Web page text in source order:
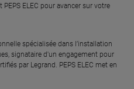
ELEC pour avancer sur votre
spécialisée dans l’installation
​signataire d'un engagement pour
par Legrand​. PEPS ELEC met en